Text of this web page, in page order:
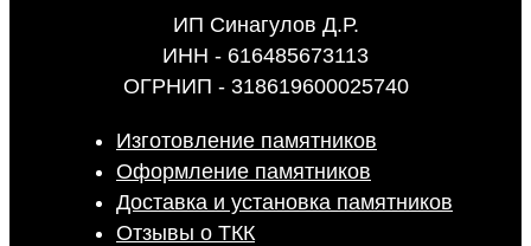
ИП Синагулов Д.Р.
ИНН - 616485673113
ОГРНИП - 318619600025740
Изготовление памятников
Оформление памятников
Доставка и установка памятников
Отзывы о ТКК